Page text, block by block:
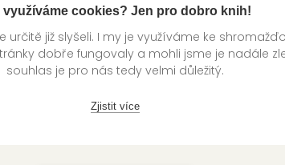
využíváme cookies? Jen pro dobro knih!
určitě již slyšeli. I my je využíváme ke
dobře fungovaly a mohli jsme je nadále
souhlas je pro nás tedy velmi důležitý.
Zjistit více